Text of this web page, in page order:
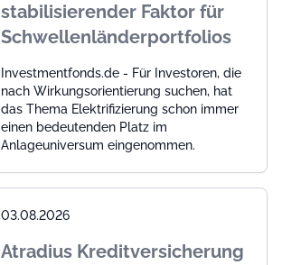
stabilisierender Faktor für
Schwellenländerportfolios
Investmentfonds.de - Für Investoren, die
nach Wirkungsorientierung suchen, hat
das Thema Elektrifizierung schon immer
einen bedeutenden Platz im
Anlageuniversum eingenommen.
03.08.2026
Atradius Kreditversicherung